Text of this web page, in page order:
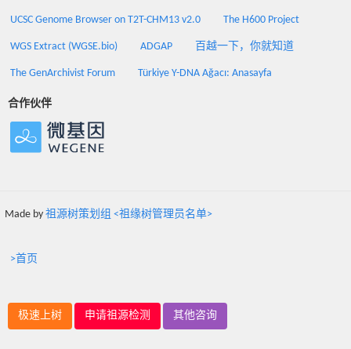
UCSC Genome Browser on T2T-CHM13 v2.0 The H600 Project
WGS Extract (WGSE.bio) ADGAP 百越一下，你就知道
The GenArchivist Forum Türkiye Y-DNA Ağacı: Anasayfa
合作伙伴
Made by 祖源树策划组 <祖缘树管理员名单>
>首页
极速上树 申请祖源检测 其他咨询